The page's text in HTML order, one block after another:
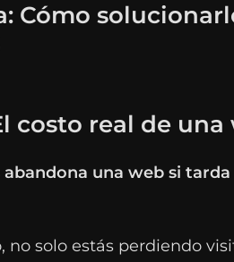
Cómo
costo real de una
abandona una web si
no solo estás perdiendo